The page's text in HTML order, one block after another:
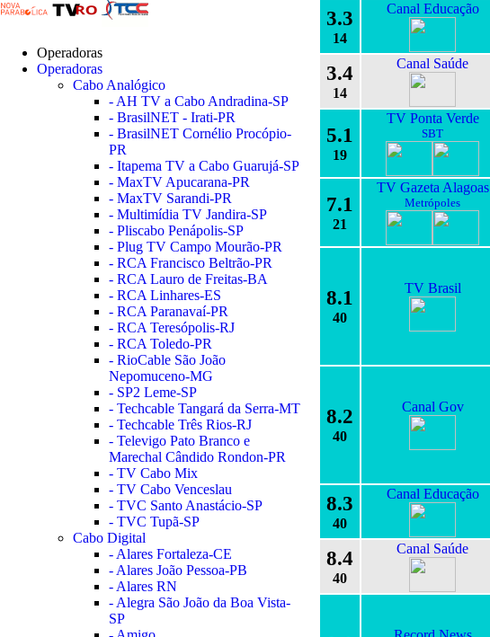
Operadoras
Operadoras
Cabo Analógico
- AH TV a Cabo Andradina-SP
- BrasilNET - Irati-PR
- BrasilNET Cornélio Procópio-
PR
- Itapema TV a Cabo Guarujá-SP
- MaxTV Apucarana-PR
- MaxTV Sarandi-PR
- Multimídia TV Jandira-SP
- Pliscabo Penápolis-SP
- Plug TV Campo Mourão-PR
- RCA Francisco Beltrão-PR
- RCA Lauro de Freitas-BA
- RCA Linhares-ES
- RCA Paranavaí-PR
- RCA Teresópolis-RJ
- RCA Toledo-PR
- RioCable São João
Nepomuceno-MG
- SP2 Leme-SP
- Techcable Tangará da Serra-MT
- Techcable Três Rios-RJ
- Televigo Pato Branco e
Marechal Cândido Rondon-PR
- TV Cabo Mix
- TV Cabo Venceslau
- TVC Santo Anastácio-SP
- TVC Tupã-SP
Cabo Digital
- Alares Fortaleza-CE
- Alares João Pessoa-PB
- Alares RN
- Alegra São João da Boa Vista-
SP
3.3
14
Canal Educação
3.4
14
Canal Saúde
5.1
19
TV Ponta Verde
SBT
7.1
21
TV Gazeta Alagoas
Metrópoles
8.1
40
TV Brasil
8.2
40
Canal Gov
8.3
40
Canal Educação
8.4
40
Canal Saúde